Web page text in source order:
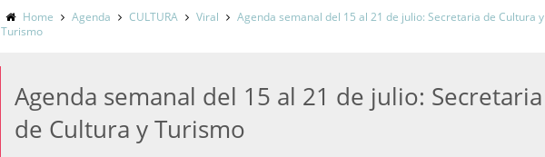
Home Agenda CULTURA Viral
Agenda semanal del 15 al 21 de julio: Secretaria de Cultura y
Turismo
Agenda semanal del 15 al 21 de julio: Secretaria
de Cultura y Turismo